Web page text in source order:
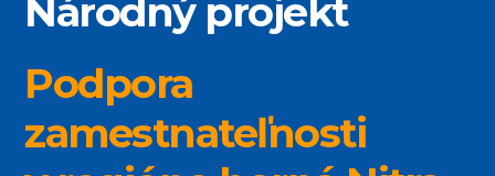
Národný projekt
Podpora
zamestnateľnosti